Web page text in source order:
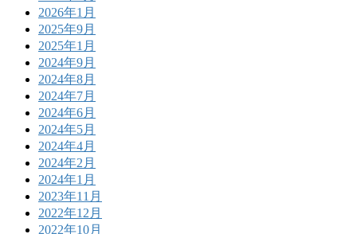
2026年1月
2025年9月
2025年1月
2024年9月
2024年8月
2024年7月
2024年6月
2024年5月
2024年4月
2024年2月
2024年1月
2023年11月
2022年12月
2022年10月